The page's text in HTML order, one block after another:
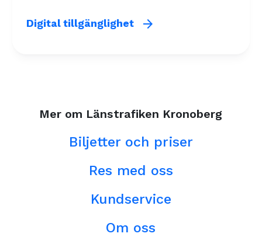
Digital tillgänglighet arrow_forward
Mer om Länstrafiken Kronoberg
Biljetter och priser
Res med oss
Kundservice
Om oss